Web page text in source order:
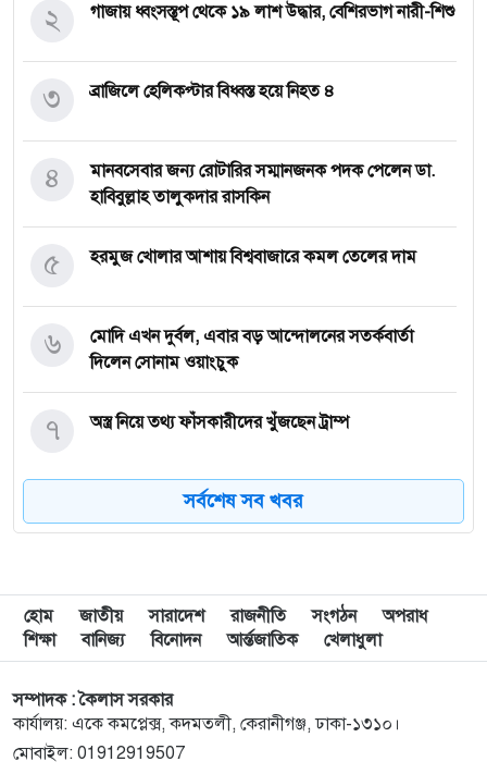
গাজায় ধ্বংসস্তূপ থেকে ১৯ লাশ উদ্ধার, বেশিরভাগ নারী-শিশু
২
ব্রাজিলে হেলিকপ্টার বিধ্বস্ত হয়ে নিহত ৪
৩
মানবসেবার জন্য রোটারির সম্মানজনক পদক পেলেন ডা.
হাবিবুল্লাহ তালুকদার রাসকিন
৪
হরমুজ খোলার আশায় বিশ্ববাজারে কমল তেলের দাম
৫
মোদি এখন দুর্বল, এবার বড় আন্দোলনের সতর্কবার্তা
দিলেন সোনাম ওয়াংচুক
৬
অস্ত্র নিয়ে তথ্য ফাঁসকারীদের খুঁজছেন ট্রাম্প
৭
দেশে স্বর্ণের দামে বড় লাফ
নিহত ৮
৯
রাষ্ট্রপতি নির্বাচন ইসির সাংবিধানিক এখতিয়ার: সালাহউদ্দিন
আহমদ
১০
‘জুলাইয়ের লেন্স’ প্রদর্শনীতে ফুটে উঠেছে গণঅভ্যুত্থানের
১১
সর্বশেষ সব খবর
হোম জাতীয় সারাদেশ রাজনীতি সংগঠন
অপরাধ
শিক্ষা
বানিজ্য বিনোদন আর্ন্তজাতিক খেলাধুলা
সম্পাদক : কৈলাস সরকার
কার্যালয়: একে কমপ্লেক্স, কদমতলী, কেরানীগঞ্জ, ঢাকা-১৩১০।
মোবাইল: 01912919507